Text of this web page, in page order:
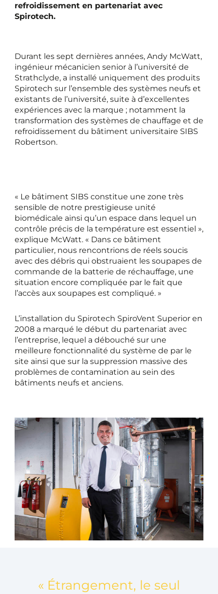
refroidissement en partenariat avec
Spirotech.
Durant les sept dernières années, Andy McWatt,
ingénieur mécanicien senior à l’université de
Strathclyde, a installé uniquement des produits
Spirotech sur l’ensemble des systèmes neufs et
existants de l’université, suite à d’excellentes
expériences avec la marque ; notamment la
transformation des systèmes de chauffage et de
refroidissement du bâtiment universitaire SIBS
Robertson.
« Le bâtiment SIBS constitue une zone très
sensible de notre prestigieuse unité
biomédicale ainsi qu’un espace dans lequel un
contrôle précis de la température est essentiel »,
explique McWatt. « Dans ce bâtiment
particulier, nous rencontrions de réels soucis
avec des débris qui obstruaient les soupapes de
commande de la batterie de réchauffage, une
situation encore compliquée par le fait que
l’accès aux soupapes est compliqué. »
L’installation du Spirotech SpiroVent Superior en
2008 a marqué le début du partenariat avec
l’entreprise, lequel a débouché sur une
meilleure fonctionnalité du système de par le
site ainsi que sur la suppression massive des
problèmes de contamination au sein des
bâtiments neufs et anciens.
« Étrangement, le seul